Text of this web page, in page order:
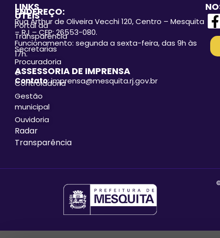
LINKS
ÚTEIS
Portal da
Transparência
Secretarias
Procuradoria
e
Controladoria
Gestão
municipal
Ouvidoria
Radar
Transparência
ENDEREÇO:
Rua Arthur de Oliveira Vecchi 120, Centro – Mesquita
– RJ – CEP: 26553-080.
Funcionamento: segunda a sexta-feira, das 9h às
17h.
ASSESSORIA DE IMPRENSA
Contato: imprensa@mesquita.rj.gov.br